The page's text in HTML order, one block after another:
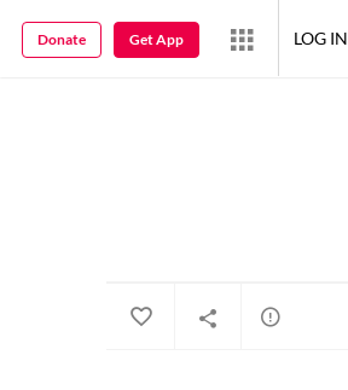
LOG IN
Get App
Donate